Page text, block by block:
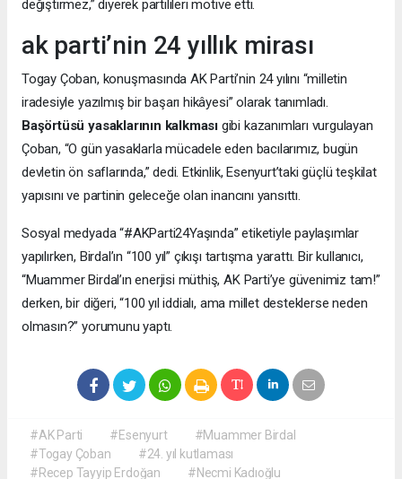
değiştirmez,” diyerek partilileri motive etti.
ak parti’nin 24 yıllık mirası
Togay Çoban, konuşmasında AK Parti’nin 24 yılını “milletin
iradesiyle yazılmış bir başarı hikâyesi” olarak tanımladı.
Başörtüsü yasaklarının kalkması gibi kazanımları vurgulayan
Çoban, “O gün yasaklarla mücadele eden bacılarımız, bugün
devletin ön saflarında,” dedi. Etkinlik, Esenyurt’taki güçlü teşkilat
yapısını ve partinin geleceğe olan inancını yansıttı.
Sosyal medyada “#AKParti24Yaşında” etiketiyle paylaşımlar
yapılırken, Birdal’ın “100 yıl” çıkışı tartışma yarattı. Bir kullanıcı,
“Muammer Birdal’ın enerjisi müthiş, AK Parti’ye güvenimiz tam!”
derken, bir diğeri, “100 yıl iddialı, ama millet desteklerse neden
olmasın?” yorumunu yaptı.
#AK Parti #Esenyurt
#Muammer Birdal
#Togay Çoban
#24. yıl kutlaması
#Recep Tayyip Erdoğan
#Necmi Kadıoğlu